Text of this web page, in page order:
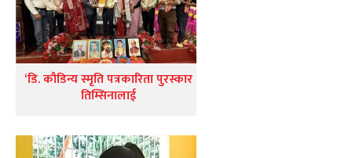
‘डि. कौडिन्य स्मृति पत्रकारिता पुरस्कार
तिम्सिनालाई